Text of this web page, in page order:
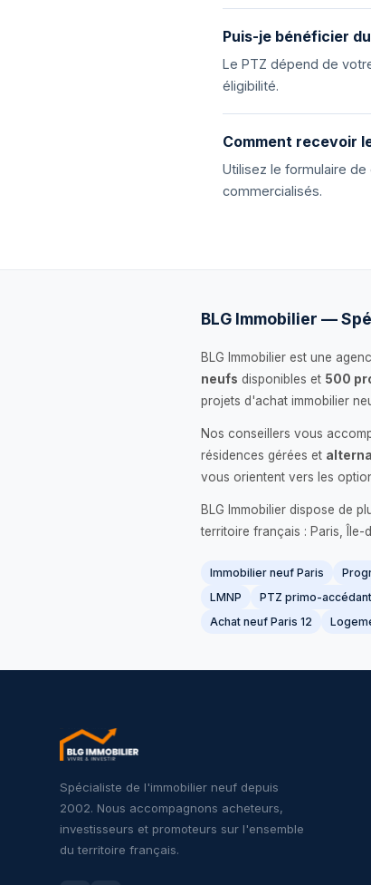
Puis-je bénéficier
Le PTZ dépend de
éligibilité.
Comment recevoir
Utilisez le formulaire
commercialisés.
BLG Immobilier —
BLG Immobilier est une
neufs disponibles et 500
projets d'achat immobilier
Nos conseillers vous
résidences gérées et
vous orientent vers les
BLG Immobilier dispose de
territoire français : Paris, Île-
Immobilier neuf Paris
LMNP
PTZ primo-accédant
Achat neuf Paris 12
Spécialiste de l'immobilier neuf depuis
2002. Nous accompagnons acheteurs,
investisseurs et promoteurs sur l'ensemble
du territoire français.